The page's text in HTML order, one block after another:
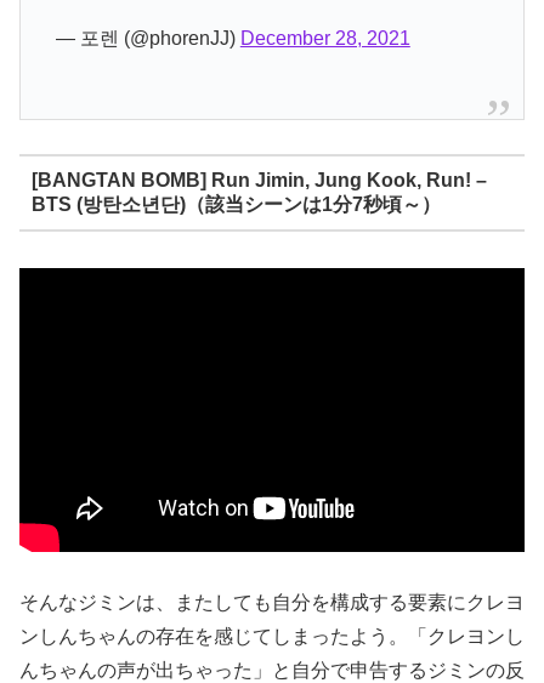
— 포렌 (@phorenJJ) December 28, 2021
[BANGTAN BOMB] Run Jimin, Jung Kook, Run! –
BTS (방탄소년단)（該当シーンは1分7秒頃～）
そんなジミンは、またしても自分を構成する要素にクレヨ
ンしんちゃんの存在を感じてしまったよう。「クレヨンし
んちゃんの声が出ちゃった」と自分で申告するジミンの反